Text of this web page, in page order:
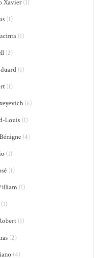
Xavier(1)
(1)
(1)
(2)
(1)
(1)
(6)
Louis(1)
(4)
(1)
(1)
(1)
(1)
(1)
(2)
(4)